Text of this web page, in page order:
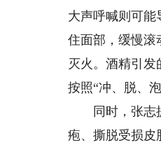
大声呼喊则可能
住面部，缓慢滚
灭火。酒精引
按照“冲、脱、
同时，张志提
疱、撕脱受损皮